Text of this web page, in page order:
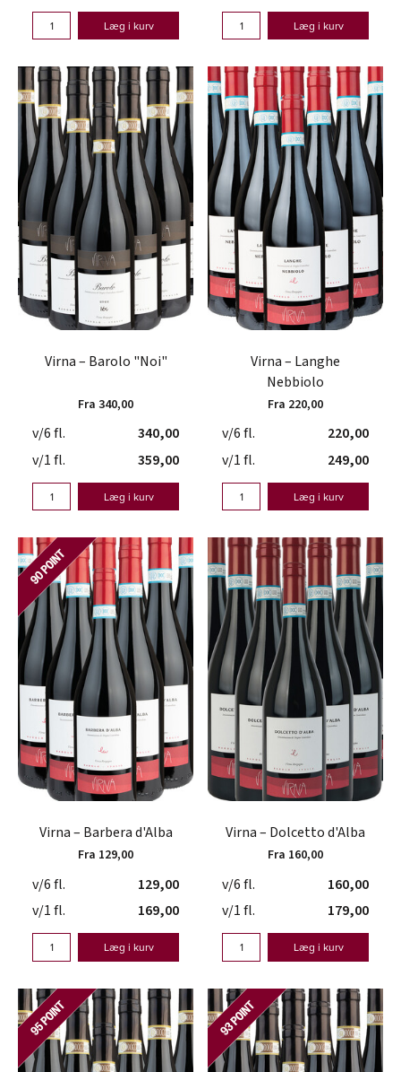
Læg i kurv Læg i kurv
Virna – Barolo "Noi"
Fra 340,00
v/6 fl.
340,00
v/1 fl.
359,00
Læg i kurv
Virna – Langhe
Nebbiolo
Fra 220,00
v/6 fl.
220,00
v/1 fl.
249,00
Læg i kurv
Virna – Barbera d'Alba
Fra 129,00
v/6 fl.
129,00
v/1 fl.
169,00
Læg i kurv
Virna – Dolcetto d'Alba
Fra 160,00
v/6 fl.
160,00
v/1 fl.
179,00
Læg i kurv